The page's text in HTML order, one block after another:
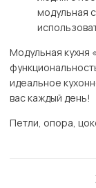
модульная
Модульная кухня
идеальное
вас каждый день!
Петли, опора,